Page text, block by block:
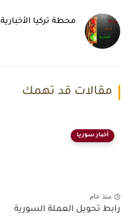
محطة تركيا الأخبارية
مقالات قد تهمك
أخبار سوريا
منذ عام
رابط تحويل العملة السورية